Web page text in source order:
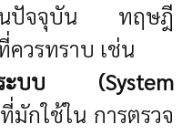
ในปัจจุบัน ทฤษฎี
วรทราบ เช่น
ะบบ (System
มักใช้ใน การตรวจ